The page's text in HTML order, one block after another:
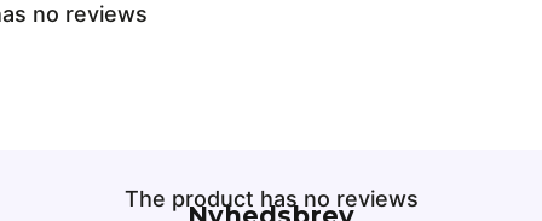
no reviews
The product has no reviews